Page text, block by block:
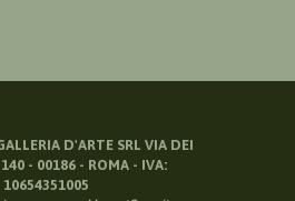
D'ARTE SRL VIA DEI
- 00186 - ROMA - IVA:
10654351005